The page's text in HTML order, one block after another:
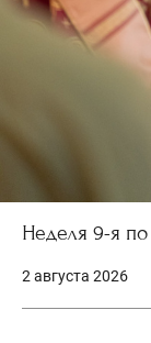
Неделя 9-я
2 августа 2026